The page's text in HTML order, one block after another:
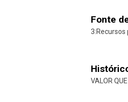
Fonte
3:Recursos
VALOR